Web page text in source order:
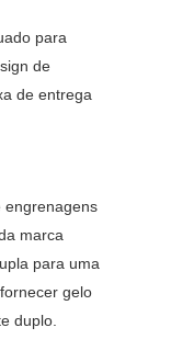
para
de
de entrega
engrenagens
marca
para uma
gelo
duplo.